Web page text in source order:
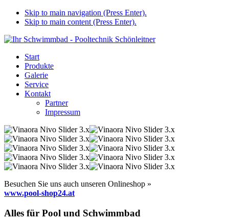
Skip to main navigation (Press Enter).
Skip to main content (Press Enter).
Start
Produkte
Galerie
Service
Kontakt
Partner
Impressum
Besuchen Sie uns auch unseren Onlineshop »
www.pool-shop24.at
Alles für Pool und Schwimmbad